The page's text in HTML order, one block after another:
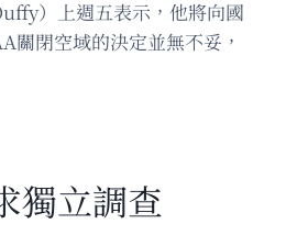
）上週五表示，他將向國
關閉空域的決定並無不妥，
獨立調查